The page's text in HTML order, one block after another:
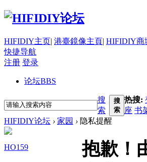
HIFIDIY主页| 港臺鏡像主頁| HIFIDIY商
快捷导航
注册 登录
论坛BBS
搜
索
搜
索
热搜:
座 书
HIFIDIY论坛 › 家园 › 隐私提醒
HO159
抱歉！